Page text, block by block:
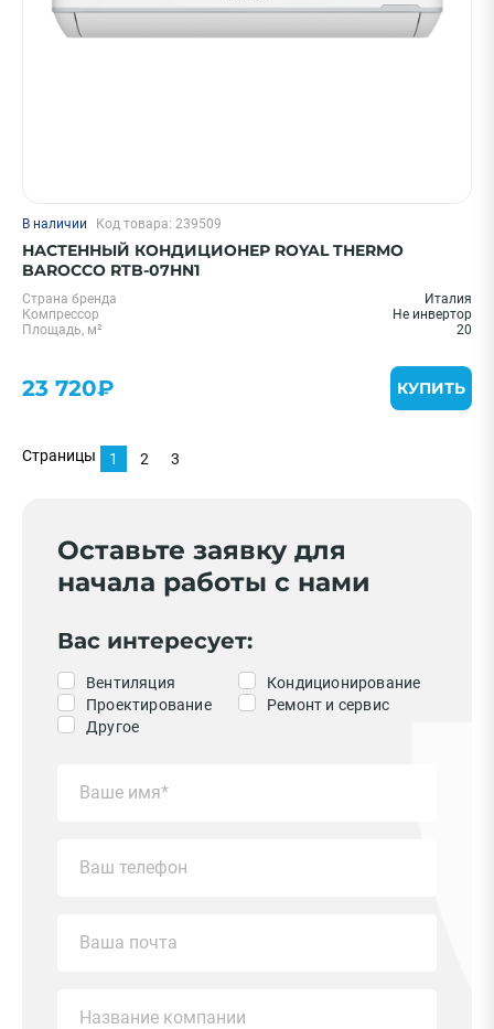
В наличии Код товара: 239509
НАСТЕННЫЙ КОНДИЦИОНЕР ROYAL THERMO
BAROCCO RTB-07HN1
Страна бренда
Италия
Компрессор
Не инвертор
Площадь, м²
20
23 720₽ КУПИТЬ
Страницы 1 2 3
Оставьте заявку для
начала работы с нами
Вас интересует:
Вентиляция
Кондиционирование
Проектирование
Ремонт и сервис
Другое